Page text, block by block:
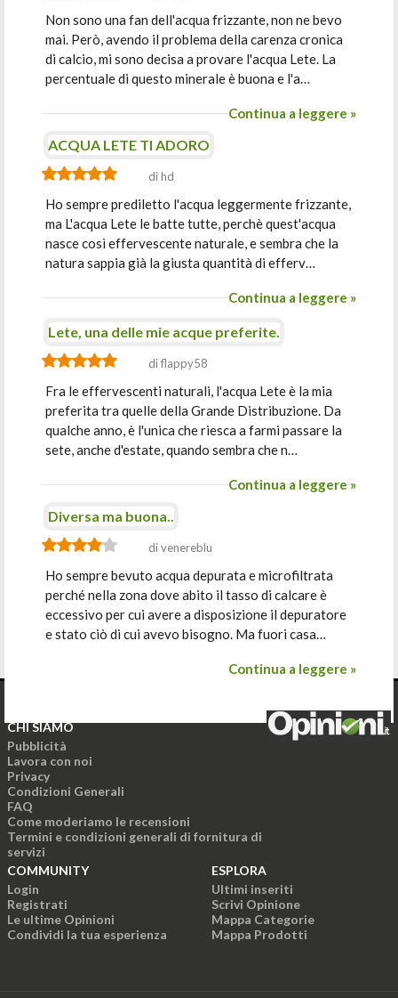
Non sono una fan dell'acqua frizzante, non ne bevo
mai. Però, avendo il problema della carenza cronica
di calcio, mi sono decisa a provare l'acqua Lete. La
percentuale di questo minerale è buona e l'a…
Continua a leggere »
ACQUA LETE TI ADORO
di hd
Ho sempre prediletto l'acqua leggermente frizzante,
ma L'acqua Lete le batte tutte, perchè quest'acqua
nasce così effervescente naturale, e sembra che la
natura sappia già la giusta quantità di efferv…
Continua a leggere »
Lete, una delle mie acque preferite.
di flappy58
Fra le effervescenti naturali, l'acqua Lete è la mia
preferita tra quelle della Grande Distribuzione. Da
qualche anno, è l'unica che riesca a farmi passare la
sete, anche d'estate, quando sembra che n…
Continua a leggere »
Diversa ma buona..
di venereblu
Ho sempre bevuto acqua depurata e microfiltrata
perché nella zona dove abito il tasso di calcare è
eccessivo per cui avere a disposizione il depuratore
e stato ciò di cui avevo bisogno. Ma fuori casa…
Continua a leggere »
CHI SIAMO
Pubblicità
Lavora con noi
Privacy
Condizioni Generali
FAQ
Come moderiamo le recensioni
Termini e condizioni generali di fornitura di
servizi
COMMUNITY
Login
Registrati
Le ultime Opinioni
Condividi la tua esperienza
ESPLORA
Ultimi inseriti
Scrivi Opinione
Mappa Categorie
Mappa Prodotti